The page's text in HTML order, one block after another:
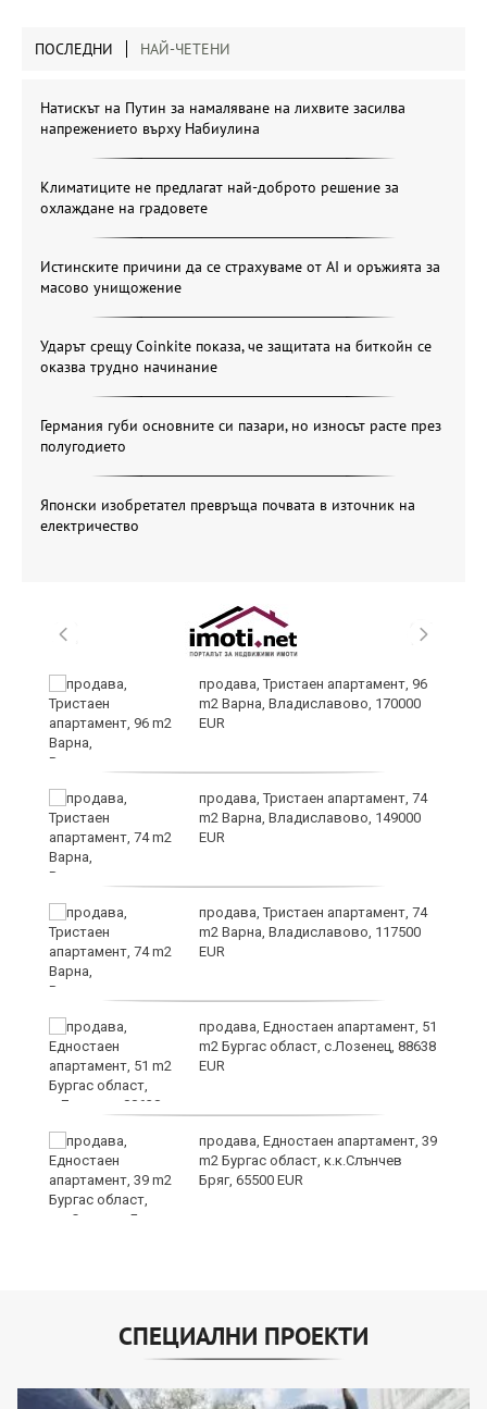
ПОСЛЕДНИ НАЙ-ЧЕТЕНИ
Натискът на Путин за намаляване на лихвите засилва
напрежението върху Набиулина
Климатиците не предлагат най-доброто решение за
охлаждане на градовете
Истинските причини да се страхуваме от AI и оръжията за
масово унищожение
Ударът срещу Coinkite показа, че защитата на биткойн се
оказва трудно начинание
Германия губи основните си пазари, но износът расте през
полугодието
Японски изобретател превръща почвата в източник на
електричество
продава, Тристаен апартамент, 96
m2 Варна, Владиславово, 170000
EUR
продава, Тристаен апартамент, 74
m2 Варна, Владиславово, 149000
EUR
продава, Тристаен апартамент, 74
m2 Варна, Владиславово, 117500
EUR
продава, Едностаен апартамент, 51
m2 Бургас област, с.Лозенец, 88638
EUR
продава, Едностаен апартамент, 39
m2 Бургас област, к.к.Слънчев
Бряг, 65500 EUR
СПЕЦИАЛНИ ПРОЕКТИ